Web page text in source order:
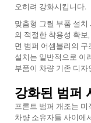
오히려 강화시킵니다.
맞춤형 그릴 부품 설
의 적절한 착용성 확보
면 범퍼 어셈블리의
설치는 일반적으로 이
부품이 차량 기존 디
강화된 범퍼
프론트 범퍼 개조는
차량 소유자들 사이에